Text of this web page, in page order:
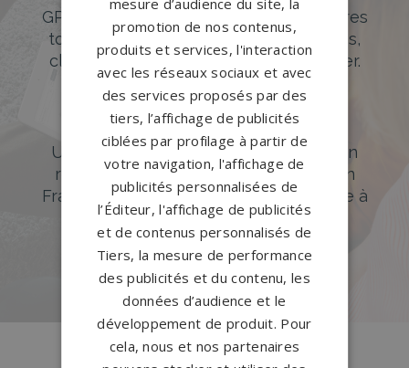
GPG Granit offre un large choix de pierres
tombales en granit de styles modernes,
classiques ou originales à personnaliser.
DÉCOUVREZ NOTRE CATALOGUE
Accompagnement sur-mesure
Un accompagnement sur mesure et un
réseau de 1200 partenaires partout en
France. Personnalisation avancée grâce à
notre configurateur 3D en ligne.
PERSONNALISEZ VOTRE MONUMENT
mesure d’audience du site, la
promotion de nos contenus,
produits et services, l'interaction
avec les réseaux sociaux et avec
des services proposés par des
tiers, l’affichage de publicités
ciblées par profilage à partir de
votre navigation, l'affichage de
publicités personnalisées de
l’Éditeur, l'affichage de publicités
et de contenus personnalisés de
Tiers, la mesure de performance
des publicités et du contenu, les
données d’audience et le
développement de produit. Pour
cela, nous et nos partenaires